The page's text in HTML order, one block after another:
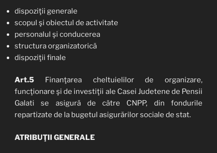
dispoziţii generale
scopul şi obiectul de activitate
personalul şi conducerea
structura organizatorică
dispoziţii finale
Art.5 Finanţarea cheltuielilor de organizare,
funcţionare şi de investiţii ale Casei Judetene de Pensii
Galati se asigură de către CNPP, din fondurile
repartizate de la bugetul asigurărilor sociale de stat.
ATRIBUŢII GENERALE